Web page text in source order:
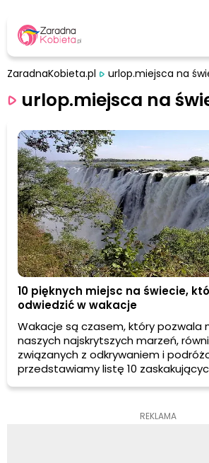
ZaradnaKobieta.pl urlop.miejsca na
urlop.miejsca na
10 pięknych miejsc na świecie,
odwiedzić w wakacje
Wakacje są czasem, który pozwala
naszych najskrytszych marzeń,
związanych z odkrywaniem i
przedstawiamy listę 10
najpiękniejszych miejsc na świecie.
chociaż jednego z miejsc na liście!
REKLAMA